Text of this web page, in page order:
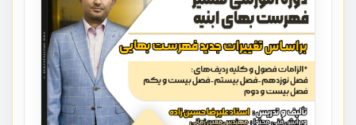
توصیه می کنیم از مطالب این دوره استفاده نمایند.